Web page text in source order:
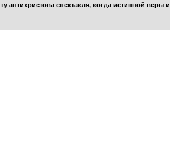
антихристова спектакля, когда истинной веры и